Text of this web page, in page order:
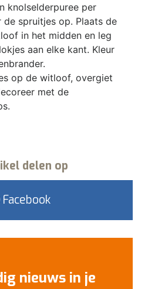
knolselderpuree per
de spruitjes op. Plaats de
in het midden en leg
aan elke kant. Kleur
op de witloof, overgiet
met de
delen op
Facebook
nieuws in je